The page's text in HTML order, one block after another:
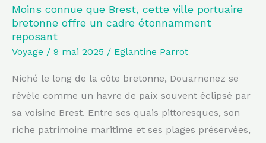
Moins connue que Brest, cette ville portuaire
bretonne offre un cadre étonnamment
reposant
Voyage / 9 mai 2025 / Eglantine Parrot
Niché le long de la côte bretonne, Douarnenez se
révèle comme un havre de paix souvent éclipsé par
sa voisine Brest. Entre ses quais pittoresques, son
riche patrimoine maritime et ses plages préservées,
cadre
étonnamment
reposant